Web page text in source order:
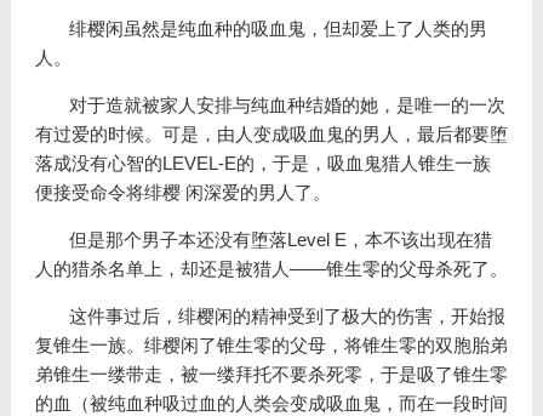
绯樱闲虽然是纯血种的吸血鬼，但却爱上了人类的男
人。
对于造就被家人安排与纯血种结婚的她，是唯一的一次
有过爱的时候。可是，由人变成吸血鬼的男人，最后都要堕
落成没有心智的LEVEL-E的，于是，吸血鬼猎人锥生一族
便接受命令将绯樱 闲深爱的男人了。
但是那个男子本还没有堕落Level E，本不该出现在猎
人的猎杀名单上，却还是被猎人——锥生零的父母杀死了。
这件事过后，绯樱闲的精神受到了极大的伤害，开始报
复锥生一族。绯樱闲了锥生零的父母，将锥生零的双胞胎弟
弟锥生一缕带走，被一缕拜托不要杀死零，于是吸了锥生零
的血（被纯血种吸过血的人类会变成吸血鬼，而在一段时间